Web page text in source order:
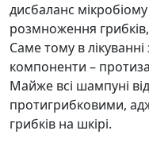
дисбаланс
розмноження
Саме тому в
компоненти –
Майже всі шампуні
протигрибковими,
грибків на шкірі.